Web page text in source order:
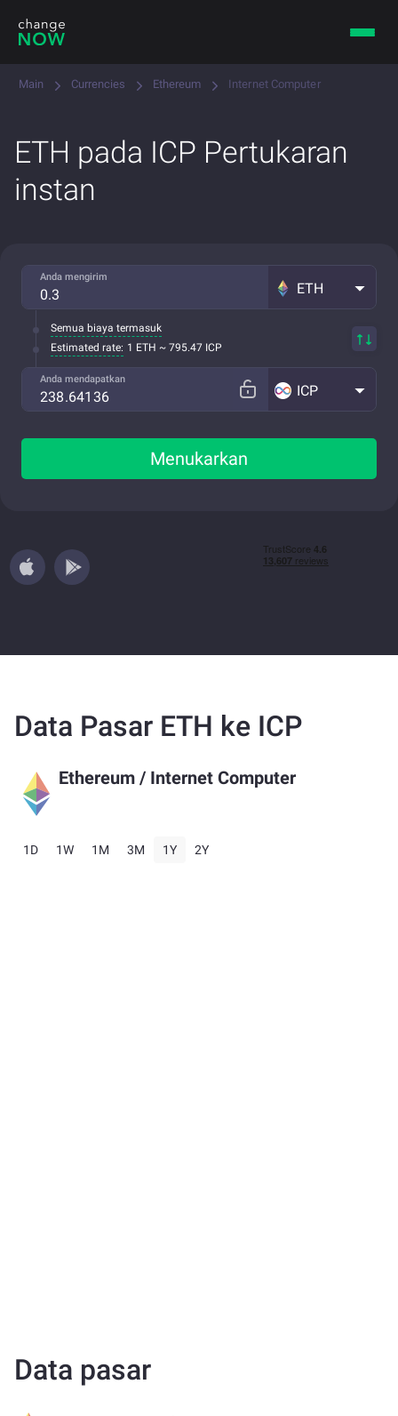
Main Currencies Ethereum Internet Computer
ETH pada ICP Pertukaran
instan
Anda mengirim
ETH
Semua biaya termasuk
Estimated rate: 1 ETH ~ 795.47 ICP
Anda mendapatkan
ICP
Menukarkan
Data Pasar ETH ke ICP
Ethereum / Internet Computer
1D 1W 1M 3M 1Y 2Y
Data pasar